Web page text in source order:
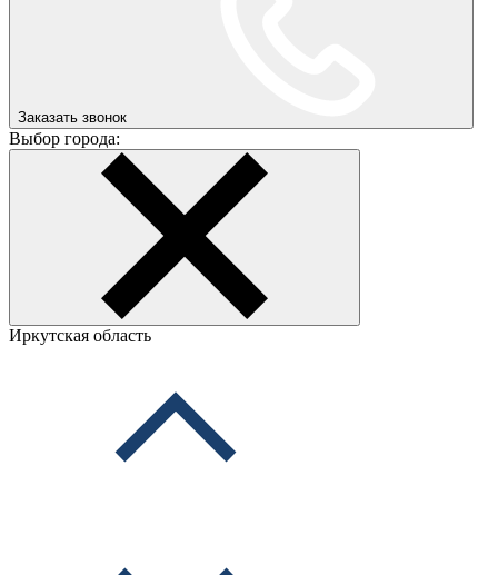
Заказать звонок
Выбор города:
Иркутская область